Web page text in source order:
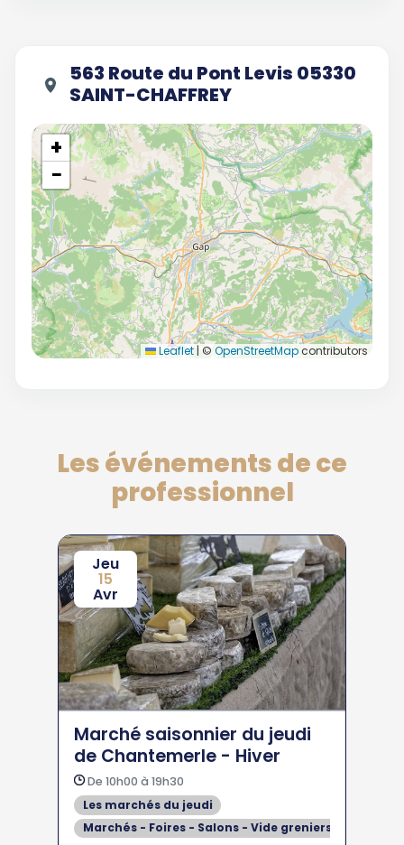
563 Route du Pont Levis 05330
SAINT-CHAFFREY
+
−
Leaflet | © OpenStreetMapcontributors
Les événements de ce
professionnel
Jeu
15
Avr
Marché saisonnier du jeudi
de Chantemerle - Hiver
De 10h00 à 19h30
Les marchés du jeudi
Marchés - Foires - Salons - Vide greniers